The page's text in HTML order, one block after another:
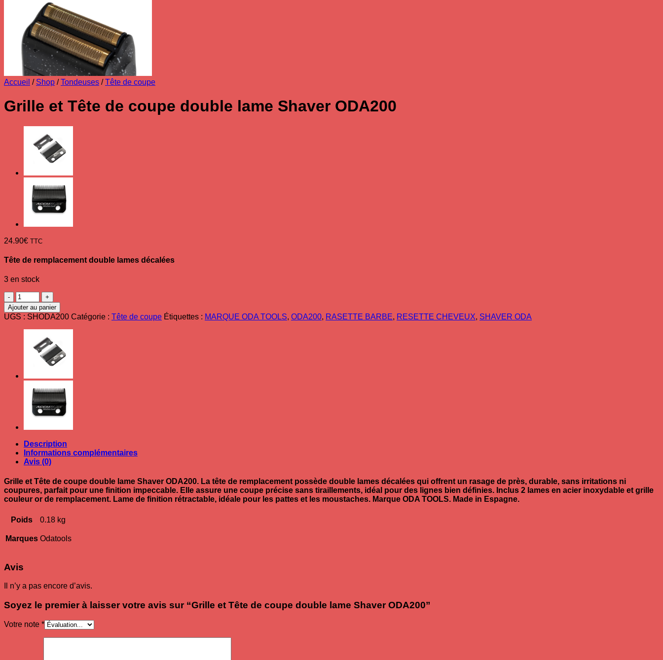
Accueil / Shop / Tondeuses / Tête de coupe
Grille et Tête de coupe double lame Shaver ODA200
24.90€ TTC
Tête de remplacement double lames décalées
3 en stock
quantité
de
Grille
et
Tête
coupe
Shaver
Ajouter au panier
UGS : SHODA200 Catégorie : Tête de coupe Étiquettes : MARQUE ODA TOOLS, ODA200, RASETTE BARBE, RESETTE CHEVEUX, SHAVER ODA
Description
Informations complémentaires
Avis (0)
Grille et Tête de coupe double lame Shaver ODA200. La tête de remplacement possède double lames décalées qui offrent un rasage de près, durable, sans irritations ni
coupures, parfait pour une finition impeccable. Elle assure une coupe précise sans tiraillements, idéal pour des lignes bien définies. Inclus 2 lames en acier inoxydable et grille
couleur or de remplacement. Lame de finition rétractable, idéale pour les pattes et les moustaches. Marque ODA TOOLS. Made in Espagne.
Poids 0.18 kg
Marques Odatools
Avis
Il n’y a pas encore d’avis.
Soyez le premier à laisser votre avis sur “Grille et Tête de coupe double lame Shaver ODA200”
Votre note *